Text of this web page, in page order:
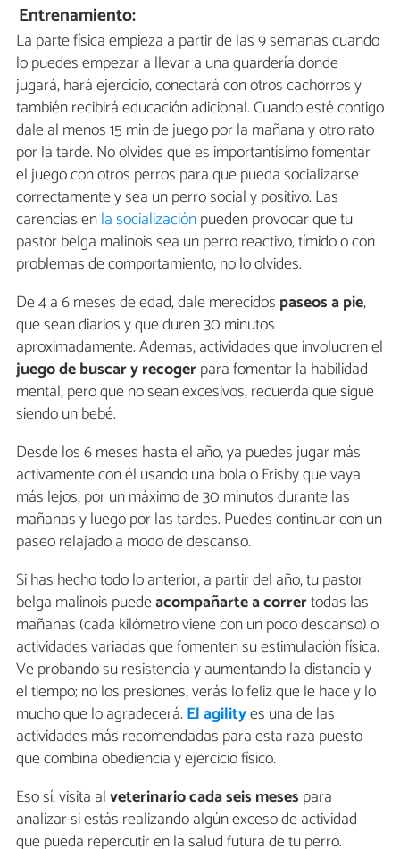
Entrenamiento:
La parte física empieza a partir de las 9 semanas cuando
lo puedes empezar a llevar a una guardería donde
jugará, hará ejercicio, conectará con otros cachorros y
también recibirá educación adicional. Cuando esté contigo
dale al menos 15 min de juego por la mañana y otro rato
por la tarde. No olvides que es importantísimo fomentar
el juego con otros perros para que pueda socializarse
correctamente y sea un perro social y positivo. Las
carencias enla socializaciónpueden provocar que tu
pastor belga malinois sea un perro reactivo, tímido o con
problemas de comportamiento, no lo olvides.
De 4 a 6 meses de edad, dale merecidos paseos a pie,
que sean diarios y que duren 30 minutos
aproximadamente. Ademas, actividades que involucren el
juego de buscar y recogerpara fomentar la habilidad
mental, pero que no sean excesivos, recuerda que sigue
siendo un bebé.
Desde los 6 meses hasta el año, ya puedes jugar más
activamente con él usando una bola o Frisby que vaya
más lejos, por un máximo de 30 minutos durante las
mañanas y luego por las tardes. Puedes continuar con un
paseo relajado a modo de descanso.
Si has hecho todo lo anterior, a partir del año, tu pastor
belga malinois puedeacompañarte a corrertodas las
mañanas (cada kilómetro viene con un poco descanso) o
actividades variadas que fomenten su estimulación física.
Ve probando su resistencia y aumentando la distancia y
el tiempo; no los presiones, verás lo feliz que le hace y lo
mucho que lo agradecerá. El agilityes una de las
actividades más recomendadas para esta raza puesto
que combina obediencia y ejercicio físico.
Eso sí, visita alveterinario cada seis meses para
analizar si estás realizando algún exceso de actividad
que pueda repercutir en la salud futura de tu perro.